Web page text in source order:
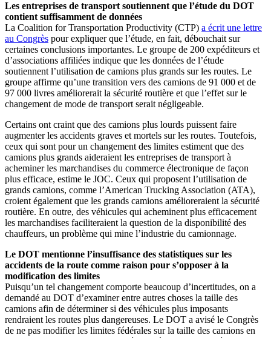
Les entreprises de transport soutiennent que l’étude du DOT
contient suffisamment de données
La Coalition for Transportation Productivity (CTP) a écrit une lettre
au Congrès pour expliquer que l’étude, en fait, débouchait sur
certaines conclusions importantes. Le groupe de 200 expéditeurs et
d’associations affiliées indique que les données de l’étude
soutiennent l’utilisation de camions plus grands sur les routes. Le
groupe affirme qu’une transition vers des camions de 91 000 et de
97 000 livres améliorerait la sécurité routière et que l’effet sur le
changement de mode de transport serait négligeable.
Certains ont craint que des camions plus lourds puissent faire
augmenter les accidents graves et mortels sur les routes. Toutefois,
ceux qui sont pour un changement des limites estiment que des
camions plus grands aideraient les entreprises de transport à
acheminer les marchandises du commerce électronique de façon
plus efficace, estime le JOC. Ceux qui proposent l’utilisation de
grands camions, comme l’American Trucking Association (ATA),
croient également que les grands camions amélioreraient la sécurité
routière. En outre, des véhicules qui acheminent plus efficacement
les marchandises faciliteraient la question de la disponibilité des
chauffeurs, un problème qui mine l’industrie du camionnage.
Le DOT mentionne l’insuffisance des statistiques sur les
accidents de la route comme raison pour s’opposer à la
modification des limites
Puisqu’un tel changement comporte beaucoup d’incertitudes, on a
demandé au DOT d’examiner entre autres choses la taille des
camions afin de déterminer si des véhicules plus imposants
rendraient les routes plus dangereuses. Le DOT a avisé le Congrès
de ne pas modifier les limites fédérales sur la taille des camions en